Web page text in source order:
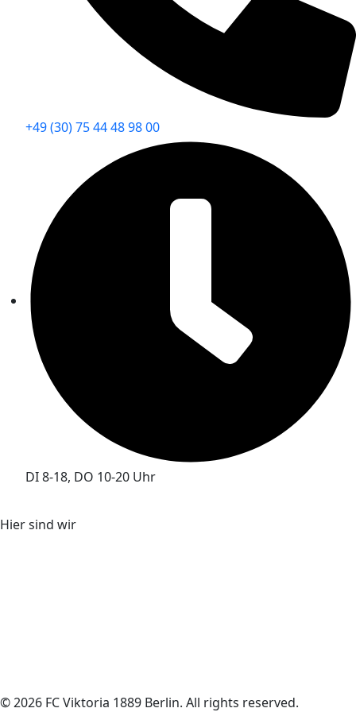
+49 (30) 75 44 48 98 00
DI 8-18, DO 10-20 Uhr
Hier sind wir
© 2026 FC Viktoria 1889 Berlin. All rights reserved.